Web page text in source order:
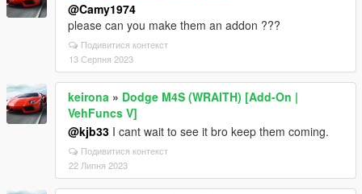
@Camy1974
please can you make them an addon ???
Подивитися контекст
13 Серпня 2023
keirona » Dodge M4S (WRAITH) [Add-On |
VehFuncs V]
@kjb33 I cant wait to see it bro keep them coming.
Подивитися контекст
22 Липня 2023